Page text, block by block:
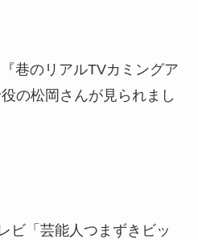
巷のリアルTVカミングア
の松岡さんが見られまし
ビ「芸能人つまずきビッ